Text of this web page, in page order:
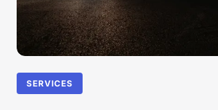
SERVICES